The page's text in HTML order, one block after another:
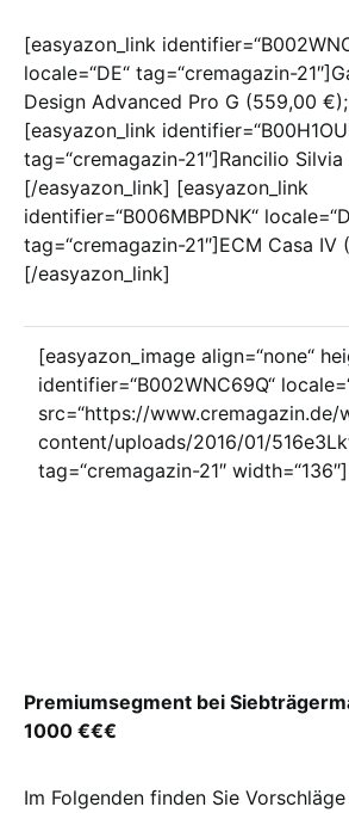
[easyazon_link
locale=“DE“ tag=“cremagazin-
Design Advanced Pro G (559,00
[easyazon_link
tag=“cremagazin-21″]Rancilio
[/easyazon_link] [easyazon_link
identifier=“B006MBPDNK“
tag=“cremagazin-21″]ECM Casa IV
[/easyazon_link]
[easyazon_image align=“none“
identifier=“B002WNC69Q“
src=“https://www.cremagazin.de/
content/uploads/2016/01/
tag=“cremagazin-21″ width=“136″]
Premiumsegment bei
1000 €€€
Im Folgenden finden Sie